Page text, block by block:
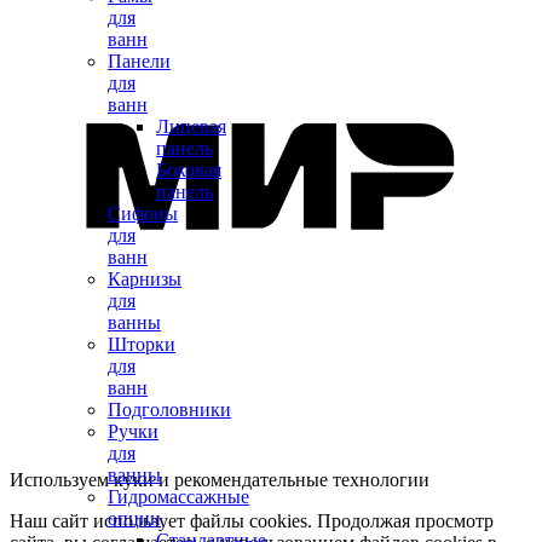
для
ванн
Панели
для
ванн
Лицевая
панель
Боковая
панель
Сифоны
для
ванн
Карнизы
для
ванны
Шторки
для
ванн
Подголовники
Ручки
для
ванны
Гидромассажные
опции
Используем куки и рекомендательные технологии
Наш сайт использует файлы cookies. Продолжая просмотр